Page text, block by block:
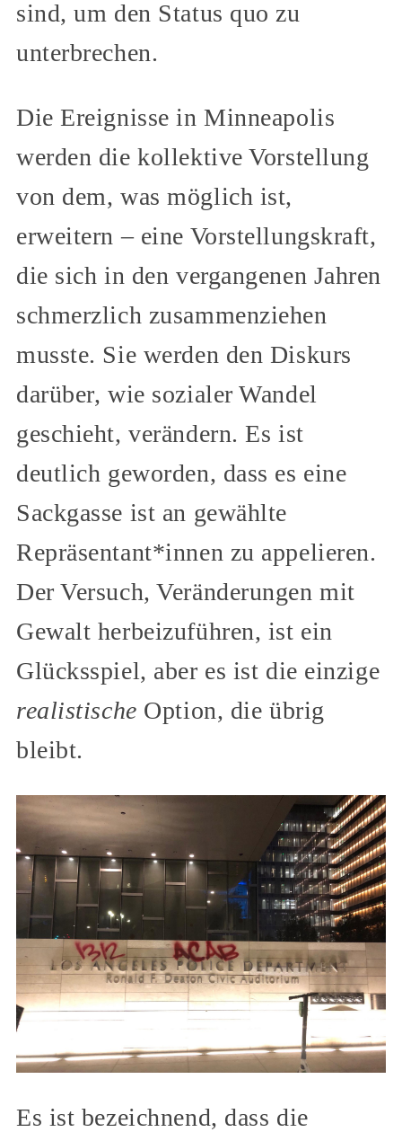
sind, um den Status quo zu
unterbrechen.
Die Ereignisse in Minneapolis
werden die kollektive Vorstellung
von dem, was möglich ist,
erweitern – eine Vorstellungskraft,
die sich in den vergangenen Jahren
schmerzlich zusammenziehen
musste. Sie werden den Diskurs
darüber, wie sozialer Wandel
geschieht, verändern. Es ist
deutlich geworden, dass es eine
Sackgasse ist an gewählte
Repräsentant*innen zu appelieren.
Der Versuch, Veränderungen mit
Gewalt herbeizuführen, ist ein
Glücksspiel, aber es ist die einzige
realistische Option, die übrig
bleibt.
Es ist bezeichnend, dass die